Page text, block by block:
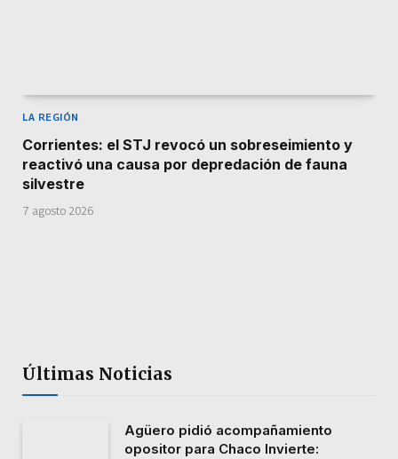
LA REGIÓN
Corrientes: el STJ revocó un sobreseimiento y
reactivó una causa por depredación de fauna
silvestre
7 agosto 2026
Últimas Noticias
Agüero pidió acompañamiento
opositor para Chaco Invierte: